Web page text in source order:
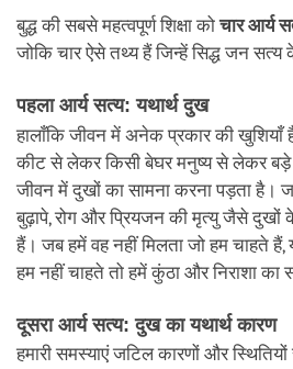
बुद्ध की सबसे महत्वपूर्ण शिक्षा कोचार आर्य
जोकि चार ऐसे तथ्य हैं जिन्हें सिद्ध जन
पहला आर्य सत्य: यथार्थ दुख
हालाँकि जीवन में अनेक प्रकार की खुशियाँ
कीट से लेकर किसी बेघर मनुष्य से लेकर
जीवन में दुखों का सामना करना पड़ता है।
बुढ़ापे, रोग और प्रियजन की मृत्यु जैसे
हैं। जब हमें वह नहीं मिलता जो हम चाहते हैं,
हम नहीं चाहते तो हमें कुंठा और निराशा का
दूसरा आर्य सत्य: दुख का यथार्थ कारण
हमारी समस्याएं जटिल कारणों और